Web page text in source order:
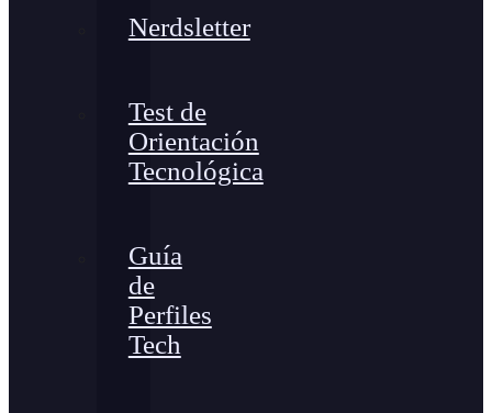
Nerdsletter
Test de
Orientación
Tecnológica
Guía
de
Perfiles
Tech